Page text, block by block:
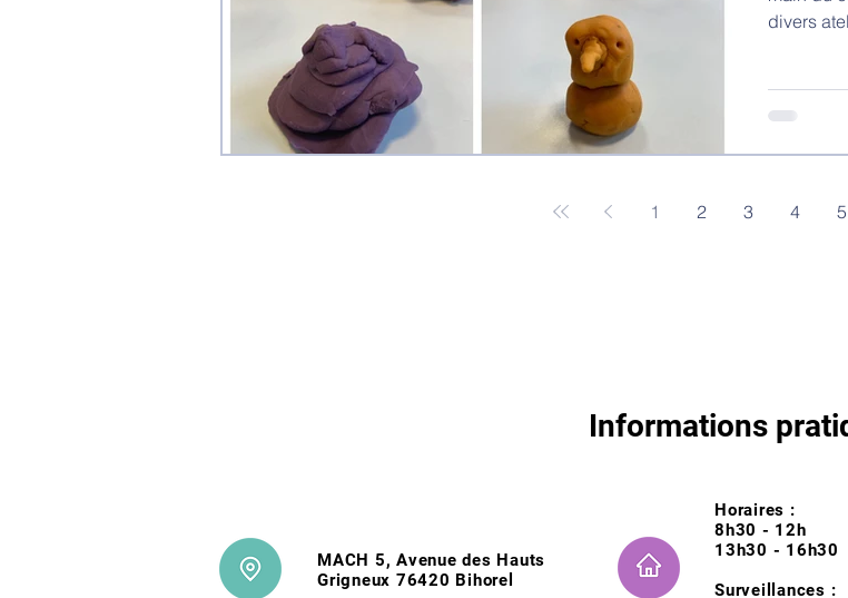
divers
1 2 3 4 5
Informations
MACH 5, Avenue des Hauts
Grigneux 76420 Bihorel
Horaires :
8h30 - 12h
13h30 - 16h30
Surveillances :